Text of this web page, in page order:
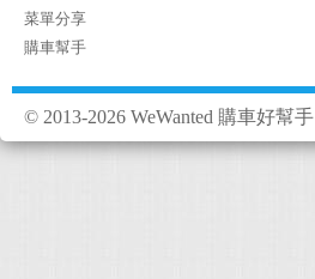
菜單分享
購車幫手
© 2013-2026 WeWanted 購車好幫手